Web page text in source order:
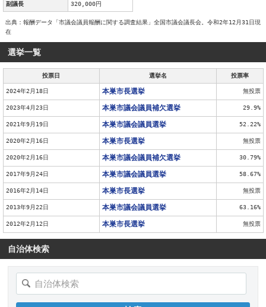
副議長 320,000円
出典：報酬データ「市議会議員報酬に関する調査結果」全国市議会議長会。令和2年12月31日現
在
選挙一覧
投票日 選挙名 投票率
2024年2月18日 本巣市長選挙 無投票
2023年4月23日 本巣市議会議員補欠選挙 29.9%
2021年9月19日 本巣市議会議員選挙 52.22%
2020年2月16日 本巣市長選挙 無投票
2020年2月16日 本巣市議会議員補欠選挙 30.79%
2017年9月24日 本巣市議会議員選挙 58.67%
2016年2月14日 本巣市長選挙 無投票
2013年9月22日 本巣市議会議員選挙 63.16%
2012年2月12日 本巣市長選挙 無投票
自治体検索